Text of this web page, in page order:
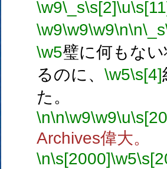
\w9\_s\s[2]\u
\w9\w9\w9\n\n\_s
\w5璧に何もな
るのに、 \w5\s[4]
た。
\n\n\w9\w9\u
Archives偉大。
\n\s[2000]\w5